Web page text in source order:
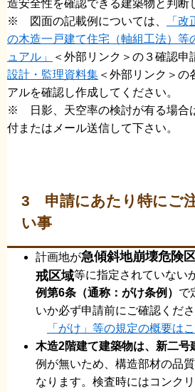
造安全性を確認できる建築物と判断
※ 図面の記載例については、
「
の木造一戸建て住宅（軸組工法）等
ュアル」
＜外部リンク＞ の３確認申
設計・監理資料集 ＜外部リンク＞ の
アルを確認し作成してください。
※ 日影、天空率の検討が有る場合
付またはメール送信して下さい。
3 申請にあたり特にご
い事
計画地が急傾斜地崩壊危険
戒区域等に指定されていない
例第6条（通称：がけ条例） で
いか必ず申請前にご確認くださ
「がけ」等の規定の概要はこ
木造2階建て建築物は、新二号
例が無いため、構造部材の品
なります。検査時にはコンク